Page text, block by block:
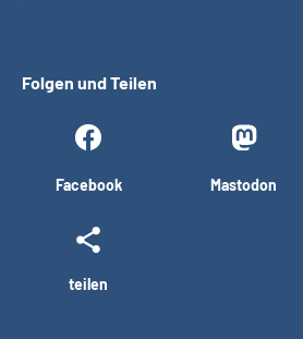
Folgen und Teilen
Facebook Mastodon
teilen